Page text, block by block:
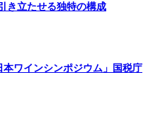
き立たせる独特の構成
ワインシンポジウム」国税庁